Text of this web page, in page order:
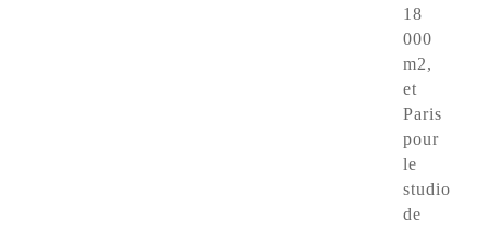
18
000
m2,
et
Paris
pour
le
studio
de